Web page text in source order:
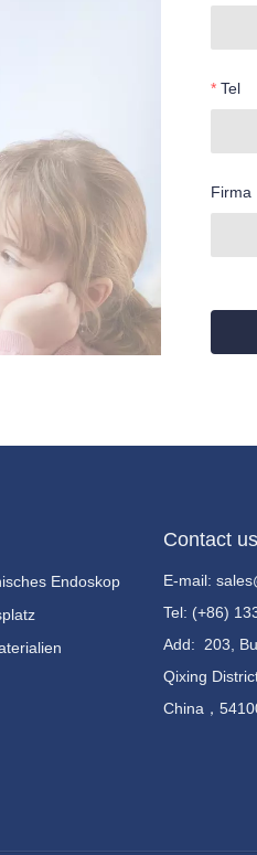
Tel
Firma
Endoskop
Contact us
E-mail:
Tel: (+86)
Add: 203,
Qixing
China，